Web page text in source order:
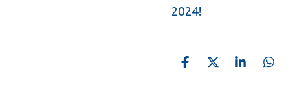
2024!
D
D
S
D